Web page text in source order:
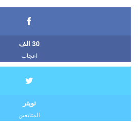
30 الف
اعجاب
تويتر
المتابعين